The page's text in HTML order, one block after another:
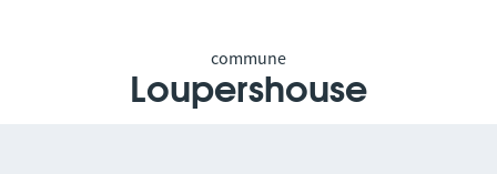
commune
Loupershouse